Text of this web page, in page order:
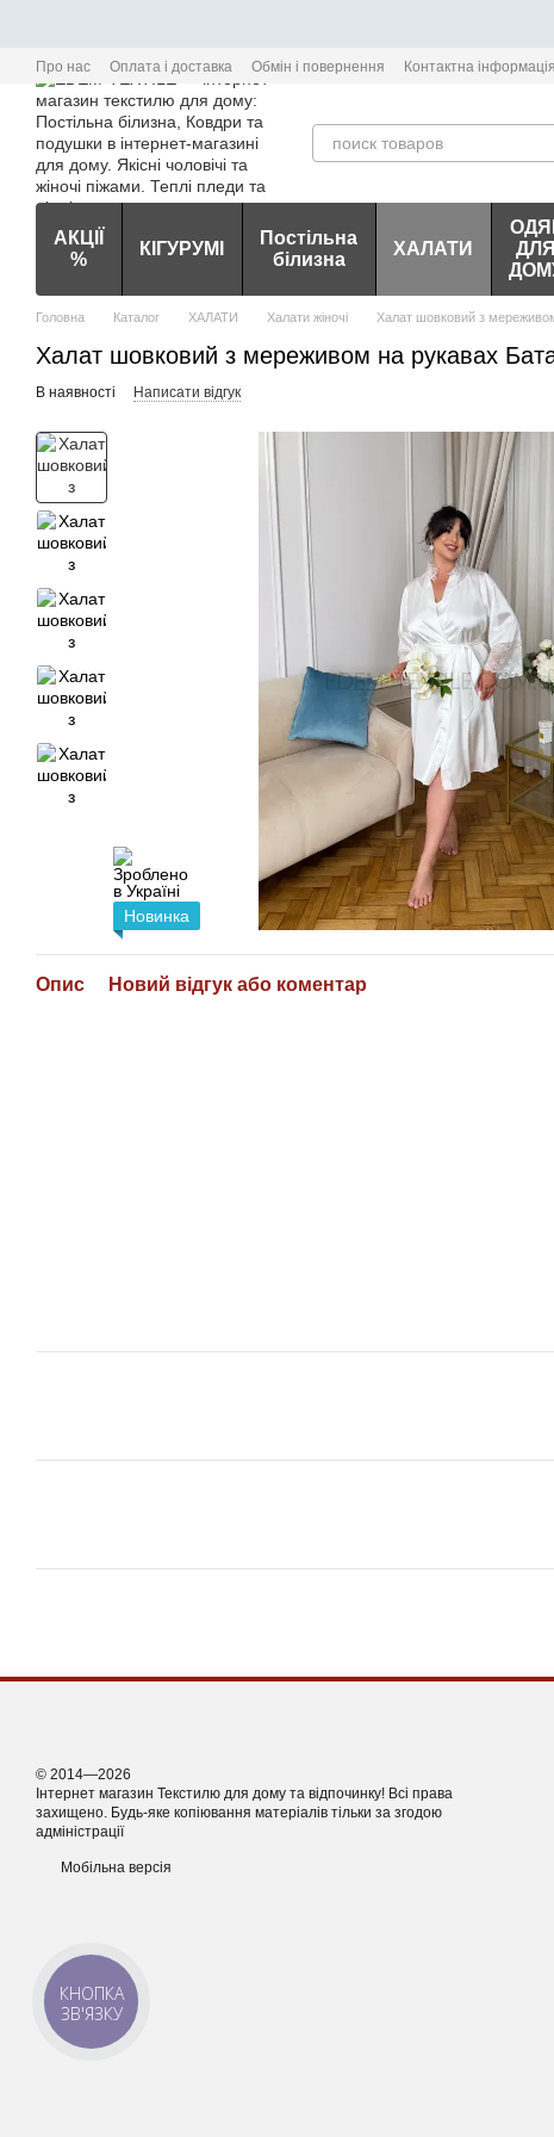
Про нас Оплата і доставка Обмін і повернення Контактна інформація
АКЦІЇ
%
КІГУРУМІ
Постільна
білизна
ХАЛАТИ
ДЛЯ
Головна Каталог ХАЛАТИ Халати жіночі Халат шовковий з
Халат шовковий з мереживом на рукавах
В наявності Написати відгук
Новинка
Опис Новий відгук або коментар
© 2014—2026
Інтернет магазин Текстилю для дому та відпочинку! Всі права
захищено. Будь-яке копіювання матеріалів тільки за згодою
адміністрації
Мобільна версія
КНОПКА
ЗВ'ЯЗКУ